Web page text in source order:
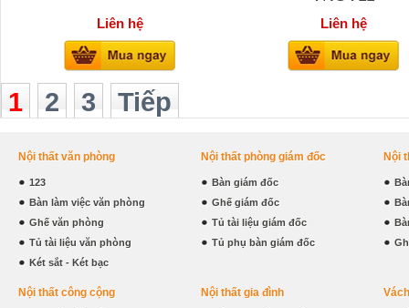
Liên hệ Liên hệ
1 2 3 Tiếp
Nội thất văn phòng
123
Bàn làm việc văn phòng
Ghế văn phòng
Tủ tài liệu văn phòng
Két sắt - Két bạc
Nội thất phòng giám đốc
Bàn giám đốc
Ghế giám đốc
Tủ tài liệu giám đốc
Tủ phụ bàn giám đốc
Nội
Nội thất công cộng Nội thất gia đình